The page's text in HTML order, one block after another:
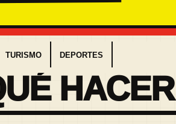
TURISMO DEPORTES